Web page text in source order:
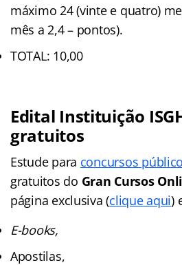
máximo 24 (vinte e quatro)
mês a 2,4 – pontos).
TOTAL: 10,00
Edital Instituição
gratuitos
Estude para concursos
gratuitos do Gran Cursos
página exclusiva (clique aqui)
E-books,
Apostilas,